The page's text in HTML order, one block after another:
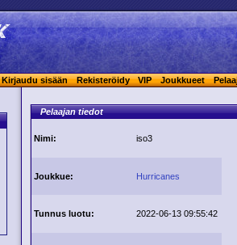
Kirjaudu sisään Rekisteröidy VIP Joukkueet
Pelaajan tiedot
Nimi: iso3
Joukkue: Hurricanes
Tunnus luotu: 2022-06-13 09:55:42